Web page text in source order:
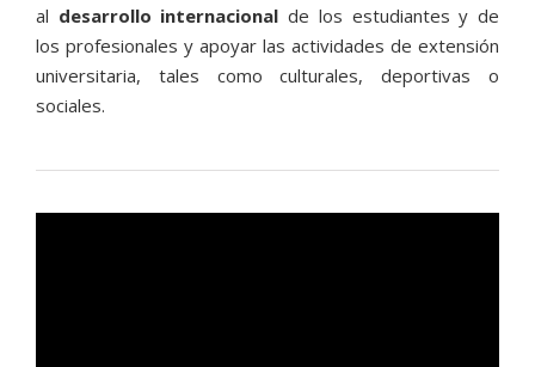
al desarrollo internacionalde los estudiantes y de
los profesionales y apoyar las actividades de extensión
universitaria, tales como culturales, deportivas o
sociales.